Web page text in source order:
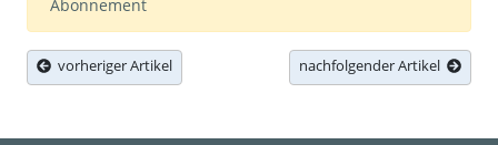
Abonnement
vorheriger Artikel nachfolgender Artikel